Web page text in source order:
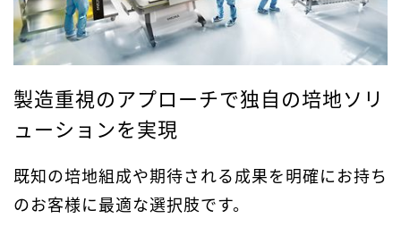
製造重視のアプローチで独自の培地ソリ
ューションを実現
既知の培地組成や期待される成果を明確にお持ち
のお客様に最適な選択肢です。